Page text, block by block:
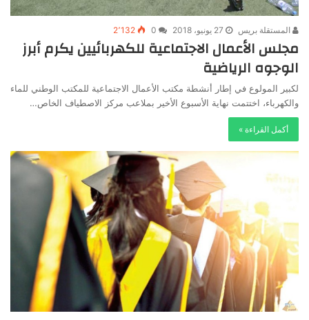
المستقلة بريس 27 يونيو، 2018 0 2٬132
مجلس الأعمال الاجتماعية للكهربائيين يكرم أبرز
الوجوه الرياضية
لكبير المولوع في إطار أنشطة مكتب الأعمال الاجتماعية للمكتب الوطني للماء
والكهرباء، اختتمت نهاية الأسبوع الأخير بملاعب مركز الاصطياف الخاص…
أكمل القراءة »